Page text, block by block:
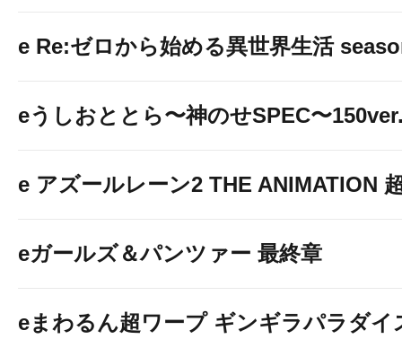
e Re:ゼロから始める異世界生活
eうしおととら〜神のせSPEC〜
e アズールレーン2 THE ANIMATION
eガールズ＆パンツァー 最終章
eまわるん超ワープ ギンギラパラダイ